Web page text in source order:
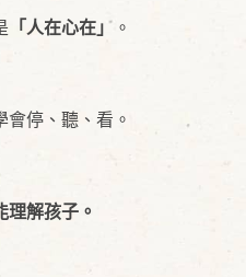
「人在心在」 。
會停、聽、看。
理解孩子。